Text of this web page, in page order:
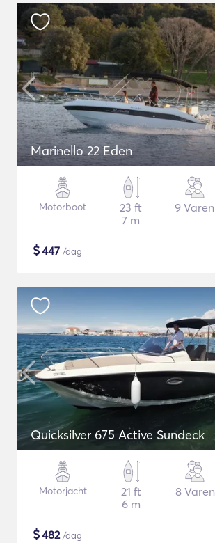
Marinello 22 Eden
Motorboot
23 ft
7 m
9 Varen
$447 /dag
Quicksilver 675 Active Sundeck
Motorjacht
21 ft
6 m
8 Varen
$482/dag